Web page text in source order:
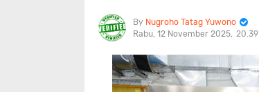
Nugroho Tatag Yuwono
Rabu, 12 November 2025 20.39